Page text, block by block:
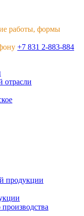
работы, формы
+7 831 2-883-884
отрасли
продукции